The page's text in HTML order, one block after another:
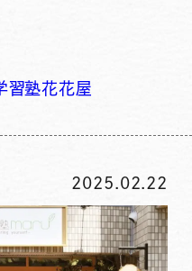
習塾花花屋
2025.02.22